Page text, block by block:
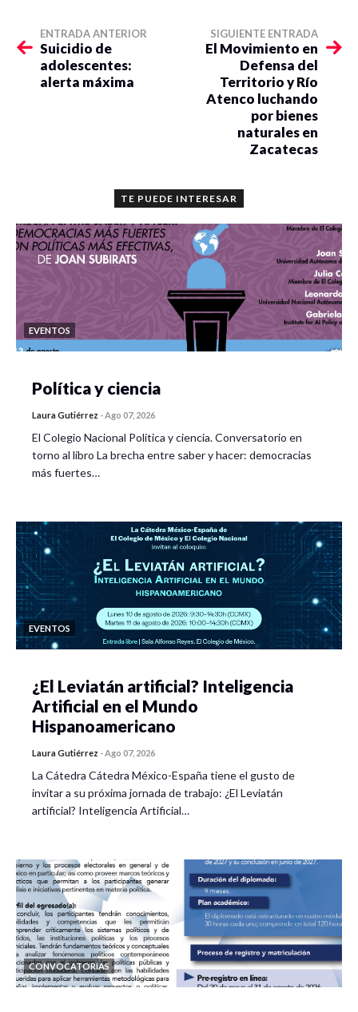
ENTRADA ANTERIOR
Suicidio de
adolescentes:
alerta máxima
SIGUIENTE ENTRADA
El Movimiento en
Defensa del
Territorio y Río
Atenco luchando
por bienes
naturales en
Zacatecas
TE PUEDE INTERESAR
EVENTOS
Política y ciencia
Laura Gutiérrez -Ago 07, 2026
El Colegio Nacional Política y ciencia. Conversatorio en
torno al libro La brecha entre saber y hacer: democracias
más fuertes…
EVENTOS
¿El Leviatán artificial? Inteligencia
Artificial en el Mundo
Hispanoamericano
Laura Gutiérrez -Ago 07, 2026
La Cátedra Cátedra México-España tiene el gusto de
invitar a su próxima jornada de trabajo: ¿El Leviatán
artificial? Inteligencia Artificial…
CONVOCATORIAS